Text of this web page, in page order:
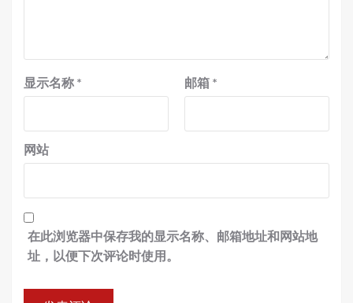
显示名称 * 邮箱 *
网站
在此浏览器中保存我的显示名称、邮箱地址和网站地
址，以便下次评论时使用。